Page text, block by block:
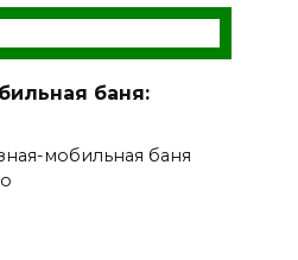
баня:
мобильная баня